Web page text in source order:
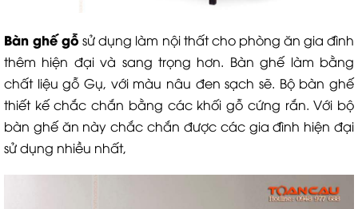
Bàn ghế gỗ sử dụng làm nội thất cho phòng ăn gia đình
thêm hiện đại và sang trọng hơn. Bàn ghế làm bằng
chất liệu gỗ Gụ, với màu nâu đen sạch sẽ. Bộ bàn ghế
thiết kế chắc chắn bằng các khối gỗ cứng rắn. Với bộ
bàn ghế ăn này chắc chắn được các gia đình hiện đại
sử dụng nhiều nhất,